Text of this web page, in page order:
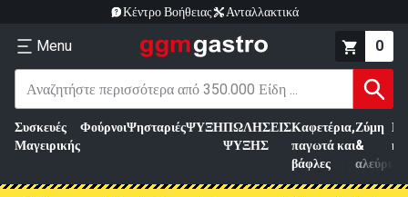
Κέντρο Βοήθειας Ανταλλακτικά
Menu 0
Συσκευές
Μαγειρικής
ΦούρνοιΨησταριέςΨΥΞΗΠΩΛΗΣΕΙΣ
ΨΥΞΗΣ
Καφετέρια,
παγωτά και
βάφλες
Ζύμη
&
αλεύρι